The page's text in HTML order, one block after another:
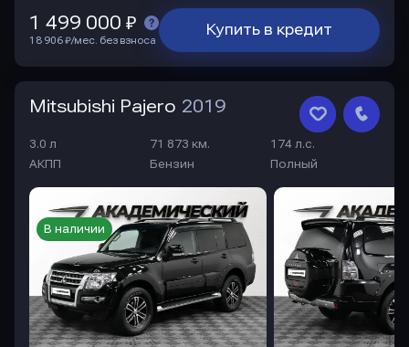
Купить в кредит
1 499 000 ₽
18 906 ₽/мес. без взноса
Mitsubishi Pajero 2019
3.0 л 71 873 км.
174 л.с.
АКПП
Бензин Полный
В наличии